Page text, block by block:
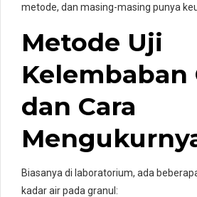
metode, dan masing-masing punya
Metode Uji
Kelembaban
dan Cara
Biasanya di laboratorium, ada
kadar air pada granul: